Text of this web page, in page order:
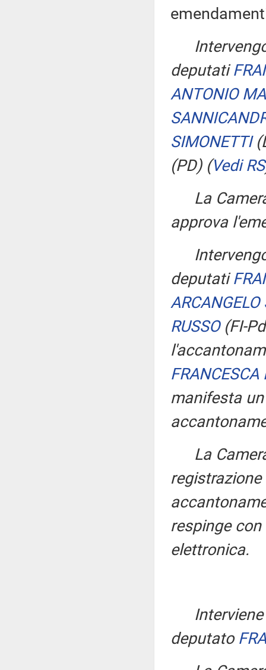
deputati
ANTONIO
SIMONETTI
(PD) (Vedi RS
La
approva
deputati
RUSSO(FI-
FRANCESCA
manifesta
La
respinge
elettronica.
deputato